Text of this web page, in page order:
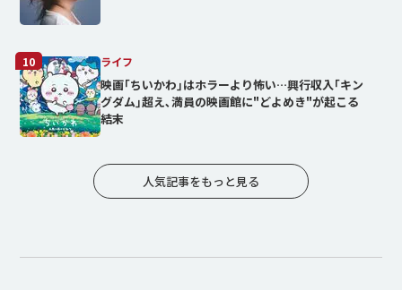
10 ライフ
映画｢ちいかわ｣はホラーより怖い…興行収入｢キン
グダム｣超え､満員の映画館に"どよめき"が起こる
結末
人気記事をもっと見る